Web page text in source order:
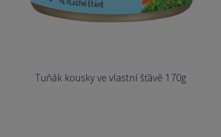
Tuňák kousky ve vlastní šťávě 170g